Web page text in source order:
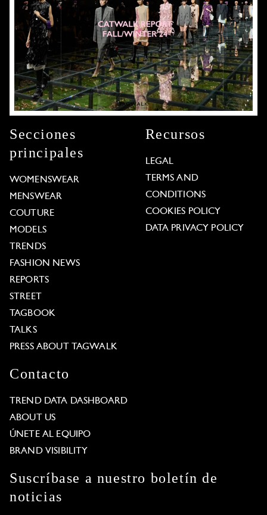
Secciones
principales
WOMENSWEAR
MENSWEAR
COUTURE
MODELS
TRENDS
FASHION NEWS
REPORTS
STREET
TAGBOOK
TALKS
PRESS ABOUT TAGWALK
Recursos
LEGAL
TERMS AND
CONDITIONS
COOKIES POLICY
DATA PRIVACY POLICY
Contacto
TREND DATA DASHBOARD
ABOUT US
ÚNETE AL EQUIPO
BRAND VISIBILITY
Suscríbase a nuestro boletín de
noticias